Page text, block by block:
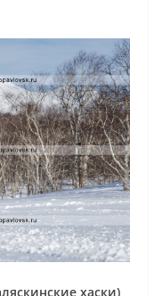
хаски)